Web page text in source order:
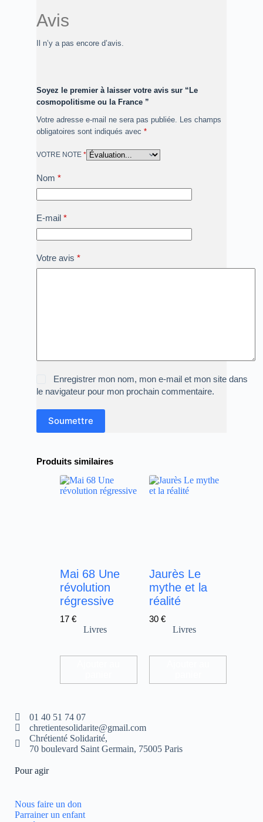
Produits similaires
Mai 68 Une
révolution
régressive
17 €
Livres
Jaurès Le
mythe et la
réalité
30 €
Livres
Avis
Il n’y a pas encore d’avis.
Soyez le premier à laisser votre avis sur “Le
cosmopolitisme ou la France ”
Votre adresse e-mail ne sera pas publiée. Les champs
obligatoires sont indiqués avec *
VOTRE NOTE *
Nom *
E-mail*
Votre avis *
Enregistrer mon nom, mon e-mail et mon site dans
le navigateur pour mon prochain commentaire.
Soumettre
01 40 51 74 07
chretientesolidarite@gmail.com
Chrétienté Solidarité,
70 boulevard Saint Germain, 75005 Paris
Pour agir
Nous faire un don
Parrainer un enfant